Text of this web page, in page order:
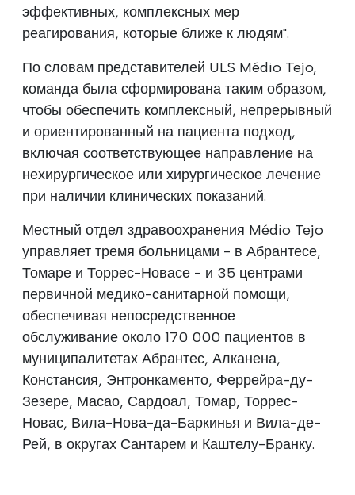
эффективных, комплексных мер
реагирования, которые ближе к людям".
По словам представителей ULS Médio Tejo,
команда была сформирована таким образом,
чтобы обеспечить комплексный, непрерывный
и ориентированный на пациента подход,
включая соответствующее направление на
нехирургическое или хирургическое лечение
при наличии клинических показаний.
Местный отдел здравоохранения Médio Tejo
управляет тремя больницами - в Абрантесе,
Томаре и Торрес-Новасе - и 35 центрами
первичной медико-санитарной помощи,
обеспечивая непосредственное
обслуживание около 170 000 пациентов в
муниципалитетах Абрантес, Алканена,
Констансия, Энтронкаменто, Феррейра-ду-
Зезере, Масао, Сардоал, Томар, Торрес-
Новас, Вила-Нова-да-Баркинья и Вила-де-
Рей, в округах Сантарем и Каштелу-Бранку.